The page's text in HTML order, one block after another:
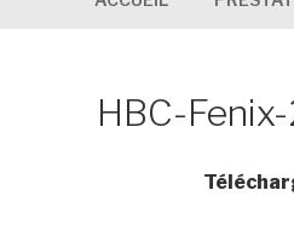
HBC-